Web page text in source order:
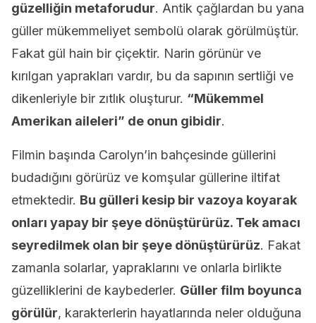
güzelliğin metaforudur. Antik çağlardan bu yana
güller mükemmeliyet sembolü olarak görülmüştür.
Fakat gül hain bir çiçektir. Narin görünür ve
kırılgan yaprakları vardır, bu da sapının sertliği ve
dikenleriyle bir zıtlık oluşturur. “Mükemmel
Amerikan aileleri” de onun gibidir.
Filmin başında Carolyn’in bahçesinde güllerini
budadığını görürüz ve komşular güllerine iltifat
etmektedir. Bu gülleri kesip bir vazoya koyarak
onları yapay bir şeye dönüştürürüz. Tek amacı
seyredilmek olan bir şeye dönüştürürüz. Fakat
zamanla solarlar, yapraklarını ve onlarla birlikte
güzelliklerini de kaybederler. Güller film boyunca
görülür, karakterlerin hayatlarında neler olduğuna